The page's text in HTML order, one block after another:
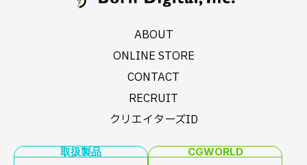
ABOUT
ONLINE STORE
CONTACT
RECRUIT
クリエイターズID
取扱製品 CGWORLD